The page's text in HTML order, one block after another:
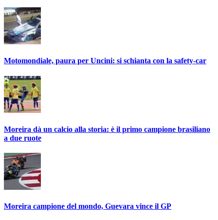
Motomondiale, paura per Uncini: si schianta con la safety-car
Moreira dà un calcio alla storia: è il primo campione brasiliano
a due ruote
Moreira campione del mondo, Guevara vince il GP